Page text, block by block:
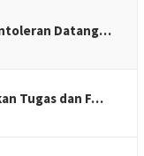
Datang…
Tugas dan F…